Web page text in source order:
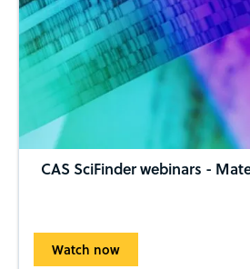
CAS SciFinder webinars -
Watch now